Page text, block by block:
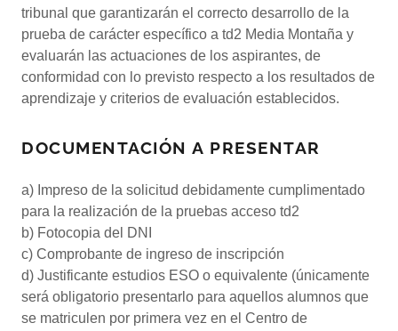
tribunal que garantizarán el correcto desarrollo de la
prueba de carácter específico a td2 Media Montaña y
evaluarán las actuaciones de los aspirantes, de
conformidad con lo previsto respecto a los resultados de
aprendizaje y criterios de evaluación establecidos.
DOCUMENTACIÓN A PRESENTAR
a) Impreso de la solicitud debidamente cumplimentado
para la realización de la pruebas acceso td2
b) Fotocopia del DNI
c) Comprobante de ingreso de inscripción
d) Justificante estudios ESO o equivalente (únicamente
será obligatorio presentarlo para aquellos alumnos que
se matriculen por primera vez en el Centro de